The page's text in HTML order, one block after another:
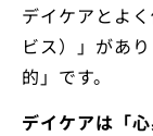
デイケアとよ
ビス）」があ
的」です。
デイケアは「